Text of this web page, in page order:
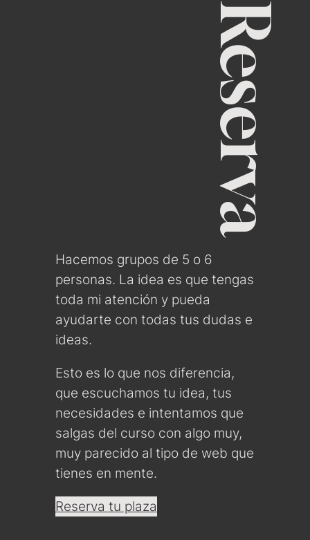
Reserva
Hacemos grupos de 5 o 6
personas. La idea es que tengas
toda mi atención y pueda
ayudarte con todas tus dudas e
ideas.
Esto es lo que nos diferencia,
que escuchamos tu idea, tus
necesidades e intentamos que
salgas del curso con algo muy,
muy parecido al tipo de web que
tienes en mente.
Reserva tu plaza